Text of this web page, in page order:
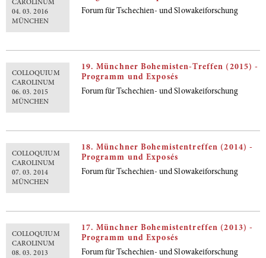
CAROLINUM
04. 03. 2016
MÜNCHEN
Forum für Tschechien- und Slowakeiforschung
COLLOQUIUM
CAROLINUM
06. 03. 2015
MÜNCHEN
19. Münchner Bohemisten-Treffen (2015) -
Programm und Exposés
Forum für Tschechien- und Slowakeiforschung
COLLOQUIUM
CAROLINUM
07. 03. 2014
MÜNCHEN
18. Münchner Bohemistentreffen (2014) -
Programm und Exposés
Forum für Tschechien- und Slowakeiforschung
COLLOQUIUM
CAROLINUM
08. 03. 2013
17. Münchner Bohemistentreffen (2013) -
Programm und Exposés
Forum für Tschechien- und Slowakeiforschung